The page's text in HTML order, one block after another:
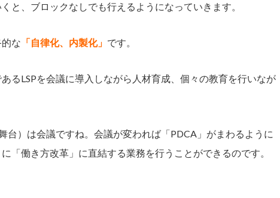
と、ブロックなしでも行えるようになっていきます。
な 「自律化、内製化」 です。
るLSPを会議に導入しながら人材育成、個々の教育を行いなが
台）は会議ですね。会議が変われば「PDCA」がまわるように
「働き方改革」に直結する業務を行うことができるのです。